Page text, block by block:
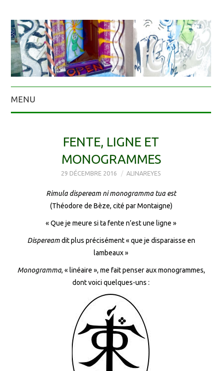
MENU
FENTE, LIGNE ET
MONOGRAMMES
29 DÉCEMBRE 2016 ALINAREYES
Rimula dispeream ni monogramma tua est
(Théodore de Bèze, cité par Montaigne)
« Que je meure si ta fente n’est une ligne »
Dispereamdit plus précisément « que je disparaisse en
lambeaux »
Monogramma, « linéaire », me fait penser aux monogrammes,
dont voici quelques-uns :